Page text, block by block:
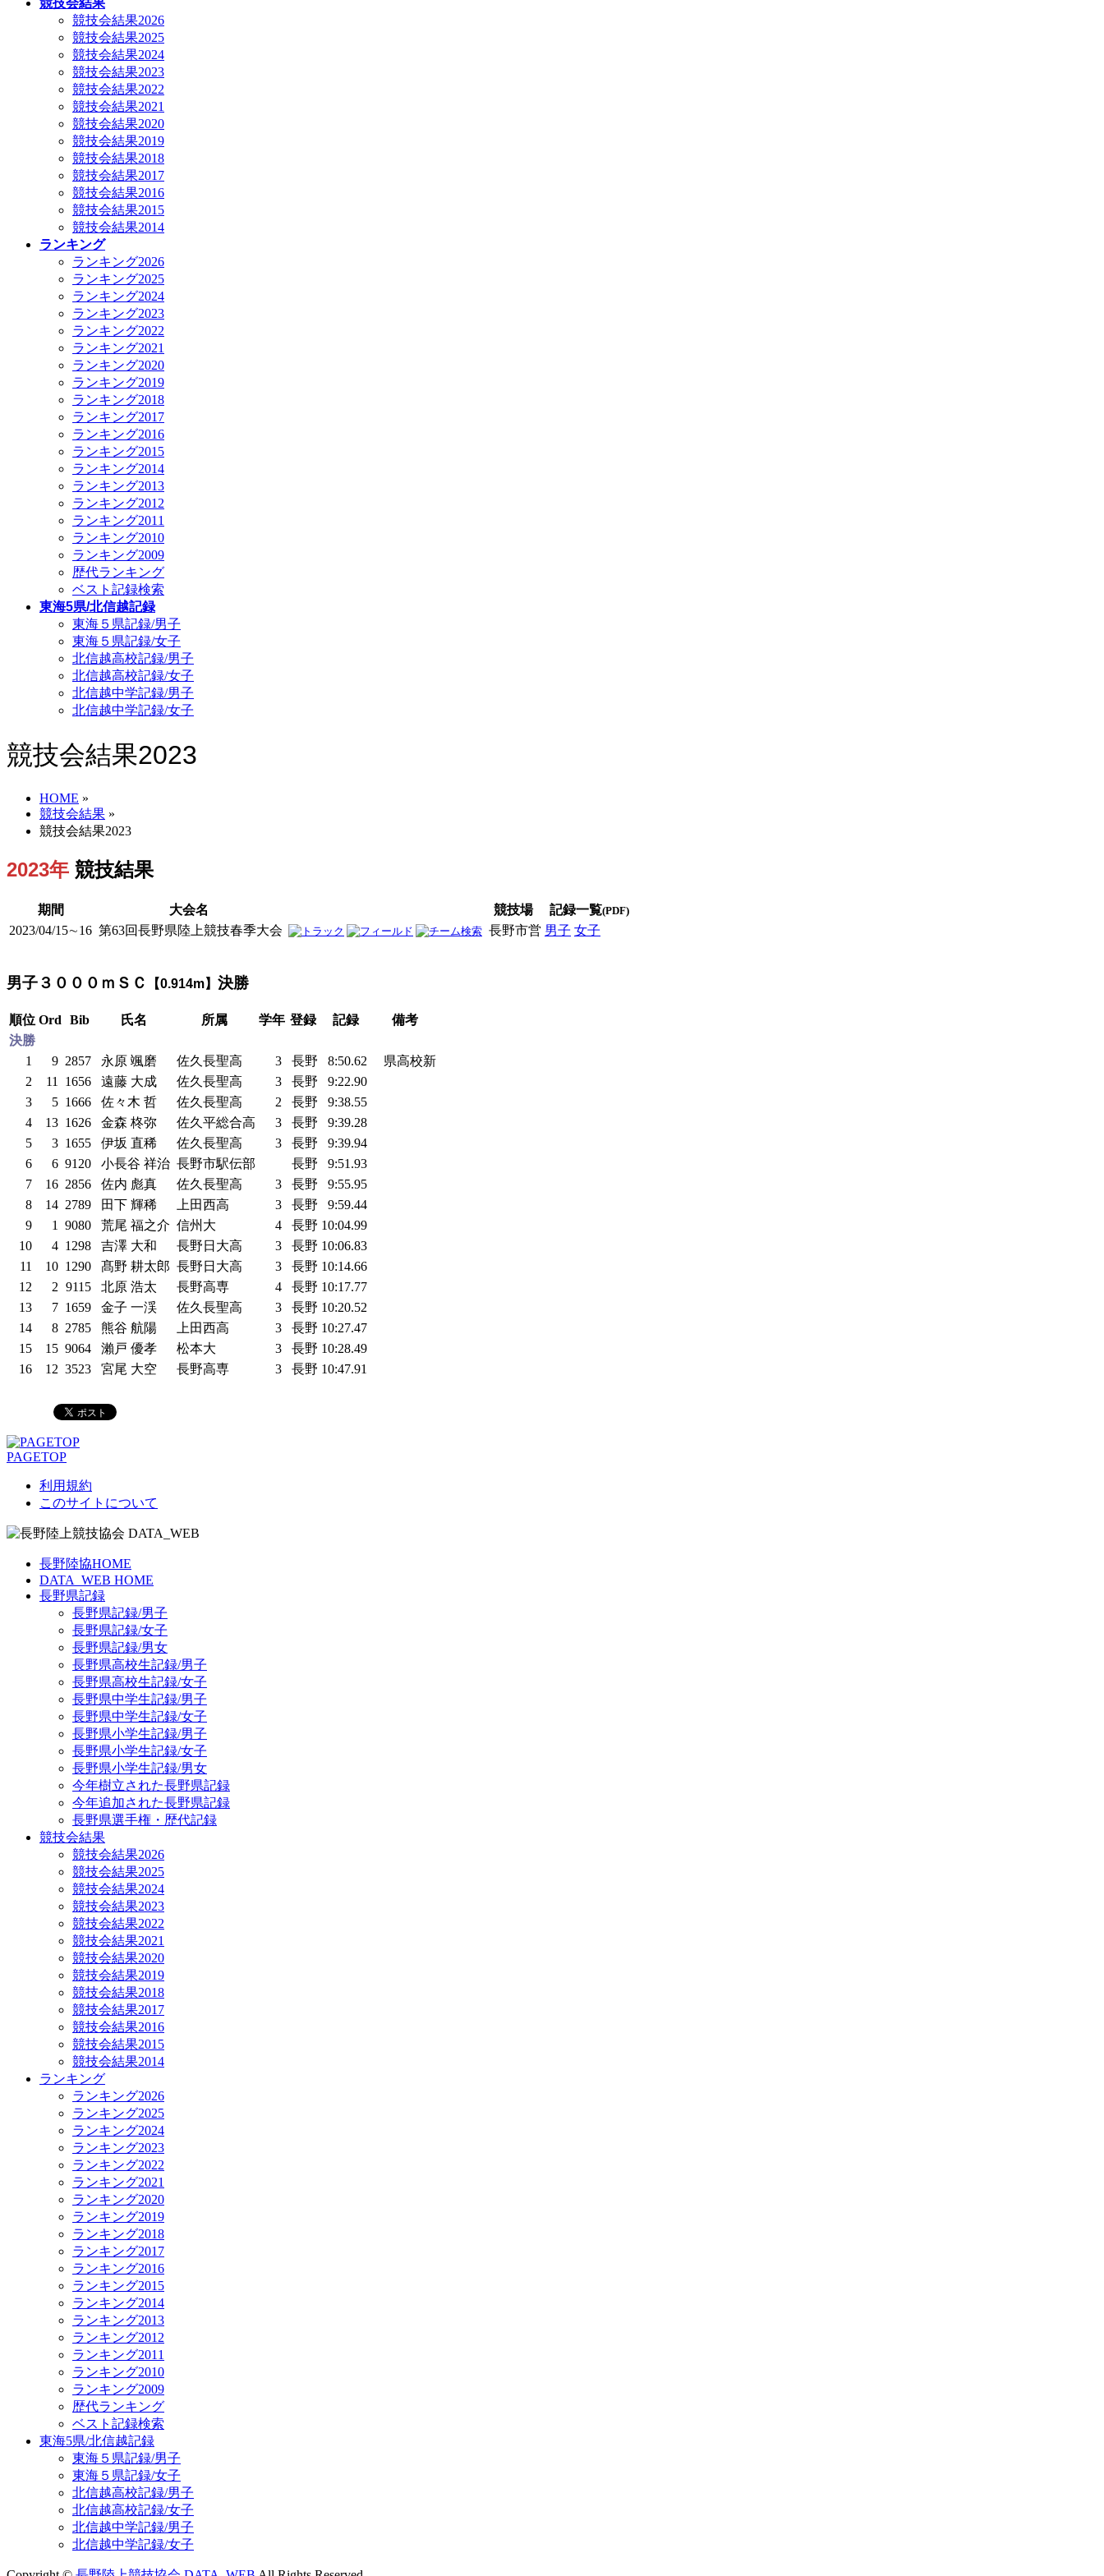
競技会結果
競技会結果2026
競技会結果2025
競技会結果2024
競技会結果2023
競技会結果2022
競技会結果2021
競技会結果2020
競技会結果2019
競技会結果2018
競技会結果2017
競技会結果2016
競技会結果2015
競技会結果2014
ランキング
ランキング2026
ランキング2025
ランキング2024
ランキング2023
ランキング2022
ランキング2021
ランキング2020
ランキング2019
ランキング2018
ランキング2017
ランキング2016
ランキング2015
ランキング2014
ランキング2013
ランキング2012
ランキング2011
ランキング2010
ランキング2009
歴代ランキング
ベスト記録検索
東海5県/北信越記録
東海５県記録/男子
東海５県記録/女子
北信越高校記録/男子
北信越高校記録/女子
北信越中学記録/男子
北信越中学記録/女子
競技会結果2023
HOME »
競技会結果 »
競技会結果2023
2023年 競技結果
期間 大会名 競技場 記録一覧(PDF)
2023/04/15∼16 第63回長野県陸上競技春季大会 長野市営 男子 女子
男子３０００ｍＳＣ 【0.914m】 決勝
順位 Ord Bib 氏名 所属 学年 登録 記録
備考
決勝
1
9 2857 永原 颯磨 佐久長聖高 3 長野 8:50.62
県高校新
2
11 1656 遠藤 大成 佐久長聖高 3 長野
9:22.90
3
5 1666 佐々木 哲 佐久長聖高 2 長野
9:38.55
4
13 1626 金森 柊弥 佐久平総合高 3 長野
9:39.28
5
3 1655 伊坂 直稀 佐久長聖高 3 長野
9:39.94
6
6 9120 小長谷 祥治 長野市駅伝部 長野
9:51.93
7
16 2856 佐内 彪真 佐久長聖高 3 長野
9:55.95
8
14 2789 田下 輝稀 上田西高 3 長野
9:59.44
9
1 9080 荒尾 福之介 信州大 4 長野 10:04.99
10
4 1298 吉澤 大和 長野日大高 3 長野 10:06.83
11
10 1290 髙野 耕太郎 長野日大高 3 長野 10:14.66
12
2 9115 北原 浩太 長野高専 4 長野 10:17.77
13
7 1659 金子 一渓 佐久長聖高 3 長野 10:20.52
14
8 2785 熊谷 航陽 上田西高 3 長野 10:27.47
15
15 9064 瀨戸 優孝 松本大 3 長野 10:28.49
16
12 3523 宮尾 大空 長野高専 3 長野 10:47.91
PAGETOP
利用規約
このサイトについて
長野陸協HOME
DATA_WEB HOME
長野県記録
長野県記録/男子
長野県記録/女子
長野県記録/男女
長野県高校生記録/男子
長野県高校生記録/女子
長野県中学生記録/男子
長野県中学生記録/女子
長野県小学生記録/男子
長野県小学生記録/女子
長野県小学生記録/男女
今年樹立された長野県記録
今年追加された長野県記録
長野県選手権・歴代記録
競技会結果
競技会結果2026
競技会結果2025
競技会結果2024
競技会結果2023
競技会結果2022
競技会結果2021
競技会結果2020
競技会結果2019
競技会結果2018
競技会結果2017
競技会結果2016
競技会結果2015
競技会結果2014
ランキング
ランキング2026
ランキング2025
ランキング2024
ランキング2023
ランキング2022
ランキング2021
ランキング2020
ランキング2019
ランキング2018
ランキング2017
ランキング2016
ランキング2015
ランキング2014
ランキング2013
ランキング2012
ランキング2011
ランキング2010
ランキング2009
歴代ランキング
ベスト記録検索
東海5県/北信越記録
東海５県記録/男子
東海５県記録/女子
北信越高校記録/男子
北信越高校記録/女子
北信越中学記録/男子
北信越中学記録/女子